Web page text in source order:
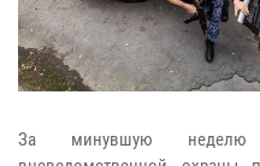
За минувшую неделю